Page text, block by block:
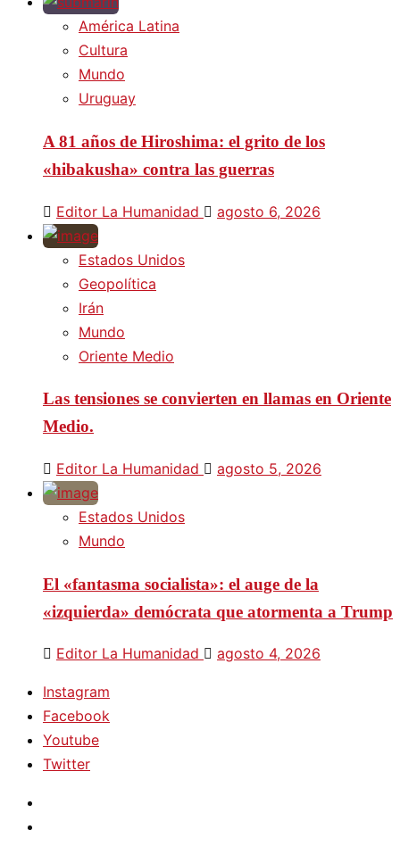
América Latina
Cultura
Mundo
Uruguay
A 81 años de Hiroshima: el grito de los
«hibakusha» contra las guerras
Editor La Humanidad agosto 6, 2026
Estados Unidos
Geopolítica
Irán
Mundo
Oriente Medio
Las tensiones se convierten en llamas en Oriente
Medio.
Editor La Humanidad agosto 5, 2026
Estados Unidos
Mundo
El «fantasma socialista»: el auge de la
«izquierda» demócrata que atormenta a Trump
Editor La Humanidad agosto 4, 2026
Instagram
Facebook
Youtube
Twitter